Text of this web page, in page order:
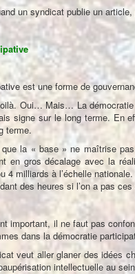
un syndicat publie un
est une forme de
Oui… Mais… La
signe sur le long terme. En
terme.
la « base » ne maîtrise
en gros décalage avec la
4 milliards à l’échelle
des heures si l’on a pas
important, il ne faut pas
dans la démocratie
veut aller glaner des idées
intellectuelle au